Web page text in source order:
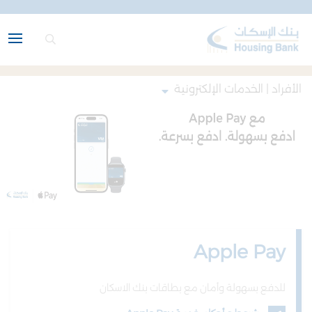
الأفراد | الخدمات الإلكترونية
Apple Pay
للدفع بسهولة وأمان مع بطاقات بنك الاسكان